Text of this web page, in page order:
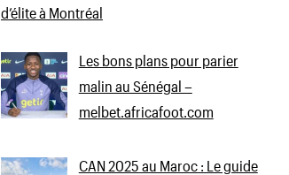
d’élite à Montréal
Les bons plans pour parier
malin au Sénégal –
melbet.africafoot.com
CAN 2025 au Maroc : Le guide